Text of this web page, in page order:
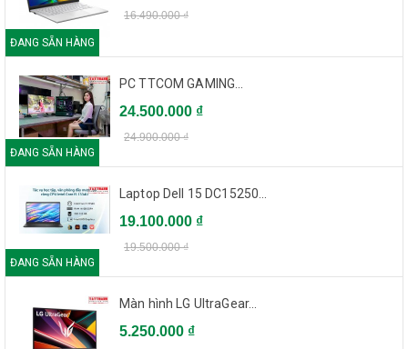
ĐANG SẴN HÀNG
16.490.000 ₫
ĐANG SẴN HÀNG
PC TTCOM GAMING...
24.500.000 ₫
24.900.000 ₫
ĐANG SẴN HÀNG
Laptop Dell 15 DC15250...
19.100.000 ₫
19.500.000 ₫
Màn hình LG UltraGear...
5.250.000 ₫